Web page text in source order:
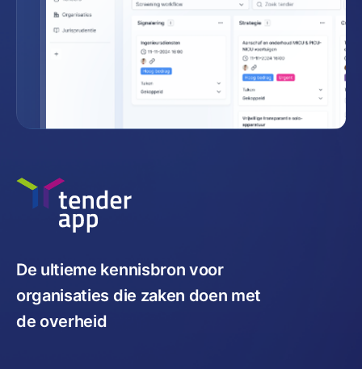
De ultieme kennisbron voor
organisaties die zaken doen met
de overheid